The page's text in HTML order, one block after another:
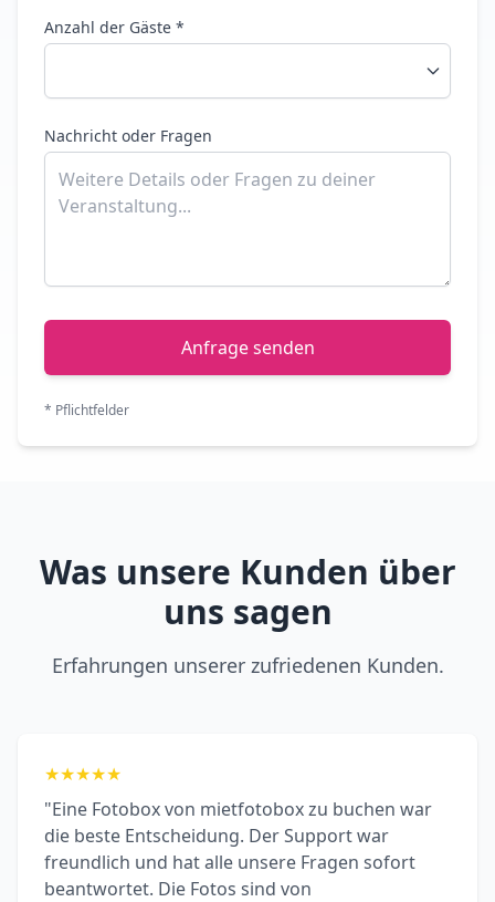
Anzahl der Gäste *
Nachricht oder Fragen
Anfrage senden
* Pflichtfelder
Was unsere Kunden über
uns sagen
Erfahrungen unserer zufriedenen Kunden.
★★★★★
"Eine Fotobox von mietfotobox zu buchen war
die beste Entscheidung. Der Support war
freundlich und hat alle unsere Fragen sofort
beantwortet. Die Fotos sind von